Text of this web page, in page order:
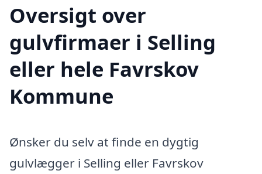
Oversigt over
gulvfirmaer i Selling
eller hele Favrskov
Kommune
Ønsker du selv at finde en dygtig
gulvlægger i Selling eller Favrskov